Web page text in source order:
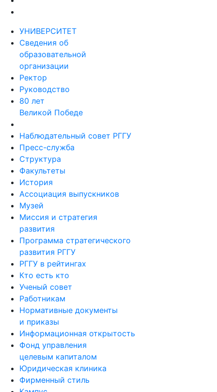
УНИВЕРСИТЕТ
Сведения об
образовательной
организации
Ректор
Руководство
80 лет
Великой Победе
Наблюдательный совет РГГУ
Пресс-служба
Структура
Факультеты
История
Ассоциация выпускников
Музей
Миссия и стратегия
развития
Программа стратегического
развития РГГУ
РГГУ в рейтингах
Кто есть кто
Ученый совет
Работникам
Нормативные документы
и приказы
Информационная открытость
Фонд управления
целевым капиталом
Юридическая клиника
Фирменный стиль